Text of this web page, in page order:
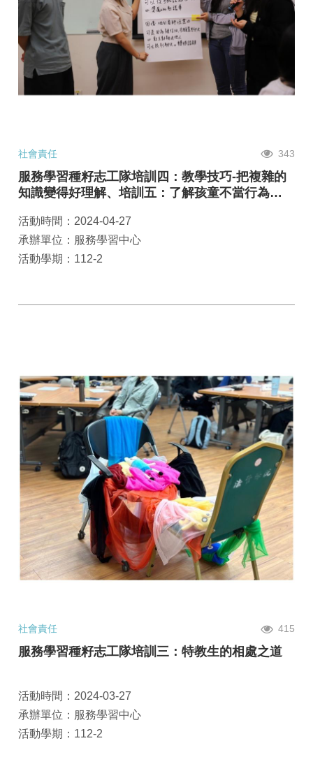
社會責任 343
服務學習種籽志工隊培訓四：教學技巧-把複雜的
知識變得好理解、培訓五：了解孩童不當行為背
活動時間：2024-04-27
承辦單位：服務學習中心
活動學期：112-2
社會責任 415
服務學習種籽志工隊培訓三：特教生的相處之道
活動時間：2024-03-27
承辦單位：服務學習中心
活動學期：112-2